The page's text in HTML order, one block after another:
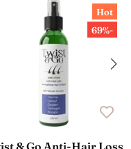
Hot
-69%
& Go Anti-Hair Loss